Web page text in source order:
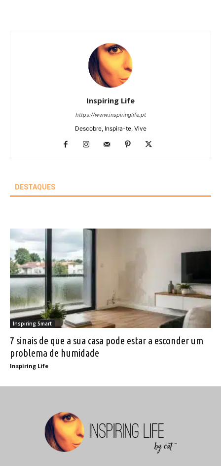
Inspiring Life
https://www.inspiringlife.pt
Descobre, Inspira-te, Vive
DESTAQUES
Inspiring Smart
7 sinais de que a sua casa pode estar a esconder um
problema de humidade
Inspiring Life